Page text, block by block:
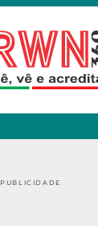
PUBLICIDADE